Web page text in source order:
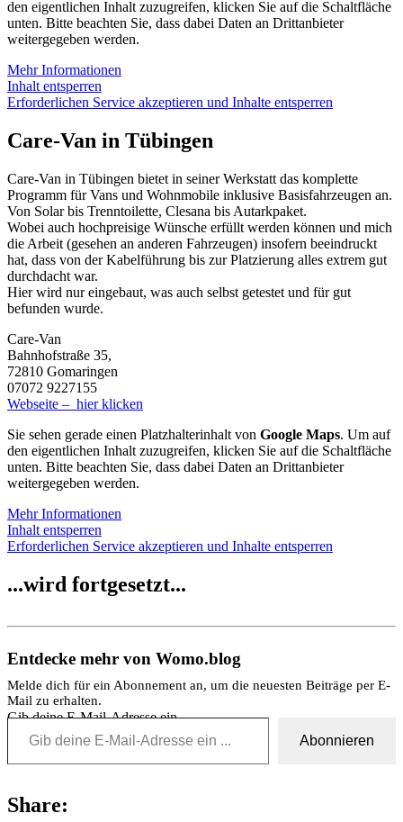
den eigentlichen Inhalt zuzugreifen, klicken Sie auf die Schaltfläche
unten. Bitte beachten Sie, dass dabei Daten an Drittanbieter
weitergegeben werden.
Mehr Informationen
Inhalt entsperren
Erforderlichen Service akzeptieren und Inhalte entsperren
Care-Van in Tübingen
Care-Van in Tübingen bietet in seiner Werkstatt das komplette
Programm für Vans und Wohnmobile inklusive Basisfahrzeugen an.
Von Solar bis Trenntoilette, Clesana bis Autarkpaket.
Wobei auch hochpreisige Wünsche erfüllt werden können und mich
die Arbeit (gesehen an anderen Fahrzeugen) insofern beeindruckt
hat, dass von der Kabelführung bis zur Platzierung alles extrem gut
durchdacht war.
Hier wird nur eingebaut, was auch selbst getestet und für gut
befunden wurde.
Care-Van
Bahnhofstraße 35,
72810 Gomaringen
07072 9227155
Webseite – hier klicken
Sie sehen gerade einen Platzhalterinhalt von Google Maps. Um auf
den eigentlichen Inhalt zuzugreifen, klicken Sie auf die Schaltfläche
unten. Bitte beachten Sie, dass dabei Daten an Drittanbieter
weitergegeben werden.
Mehr Informationen
Inhalt entsperren
Erforderlichen Service akzeptieren und Inhalte entsperren
...wird fortgesetzt...
Entdecke mehr von Womo.blog
Melde dich für ein Abonnement an, um die neuesten Beiträge per E-
Mail zu erhalten.
Gib deine E-Mail-Adresse ein ...
Abonnieren
Share: